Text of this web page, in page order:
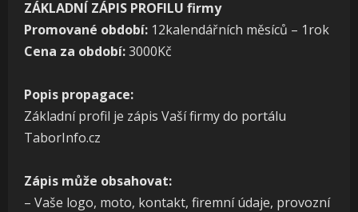
ZÁKLADNÍ ZÁPIS PROFILU firmy
Promované období: 12kalendářních měsíců – 1rok
Cena za období:3000Kč
Popis propagace:
Základní profil je zápis Vaší firmy do portálu
TaborInfo.cz
Zápis může obsahovat:
– Vaše logo, moto, kontakt, firemní údaje, provozní